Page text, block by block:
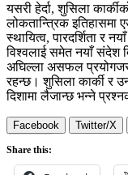
यसरी हेर्दा, शुसिला
लोकतान्त्रिक इतिहासमा
स्थायित्व, पारदर्शिता र
विश्वलाई समेत नयाँ
अघिल्ला असफल
रहन्छ। शुसिला कार्की र
दिशामा लैजान्छ भन्ने
Facebook Twitter/X
Share this: